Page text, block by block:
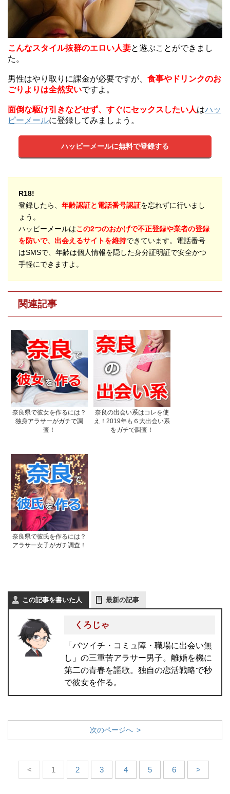
こんなスタイル抜群のエロい人妻と遊ぶことができまし
た。
男性はやり取りに課金が必要ですが、 食事やドリンクのお
ごりよりは全然安いですよ。
面倒な駆け引きなどせず、すぐにセックスしたい人はハッ
ピーメールに登録してみましょう。
ハッピーメールに無料で登録する
R18!
登録したら、 年齢認証と電話番号認証を忘れずに行いまし
ょう。
ハッピーメールはこの2つのおかげで不正登録や業者の登録
を防いで、出会えるサイトを維持できています。電話番号
はSMSで、年齢は個人情報を隠した身分証明証で安全かつ
手軽にできますよ。
関連記事
奈良県で彼女を作るには？
独身アラサーがガチで調
査！
奈良の出会い系はコレを使
え！2019年も６大出会い系
をガチで調査！
奈良県で彼氏を作るには？
アラサー女子がガチ調査！
この記事を書いた人 最新の記事
くろじゃ
「バツイチ・コミュ障・職場に出会い無
し」の三重苦アラサー男子。離婚を機に
第二の青春を謳歌。独自の恋活戦略で秒
で彼女を作る。
次のページへ >
< 1 2 3 4 5 6 >